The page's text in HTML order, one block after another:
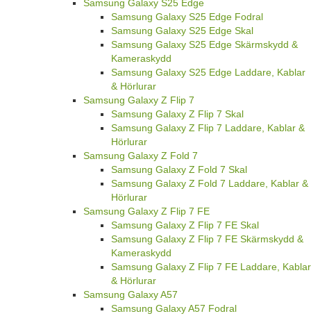
Samsung Galaxy S25 Edge
Samsung Galaxy S25 Edge Fodral
Samsung Galaxy S25 Edge Skal
Samsung Galaxy S25 Edge Skärmskydd &
Kameraskydd
Samsung Galaxy S25 Edge Laddare, Kablar
& Hörlurar
Samsung Galaxy Z Flip 7
Samsung Galaxy Z Flip 7 Skal
Samsung Galaxy Z Flip 7 Laddare, Kablar &
Hörlurar
Samsung Galaxy Z Fold 7
Samsung Galaxy Z Fold 7 Skal
Samsung Galaxy Z Fold 7 Laddare, Kablar &
Hörlurar
Samsung Galaxy Z Flip 7 FE
Samsung Galaxy Z Flip 7 FE Skal
Samsung Galaxy Z Flip 7 FE Skärmskydd &
Kameraskydd
Samsung Galaxy Z Flip 7 FE Laddare, Kablar
& Hörlurar
Samsung Galaxy A57
Samsung Galaxy A57 Fodral